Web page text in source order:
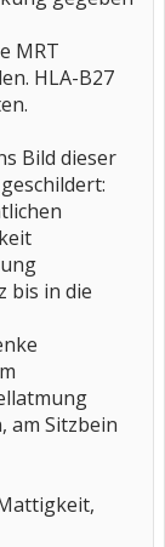
MRT
HLA-B27
Bild dieser
bis in die
am Sitzbein